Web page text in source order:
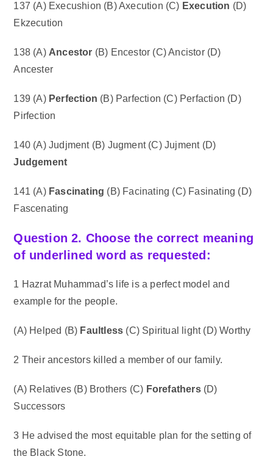
137 (A) Execushion (B) Axecution (C) Execution (D)
Ekzecution
138 (A) Ancestor (B) Encestor (C) Ancistor (D)
Ancester
139 (A) Perfection (B) Parfection (C) Perfaction (D)
Pirfection
140 (A) Judjment (B) Jugment (C) Jujment (D)
Judgement
141 (A) Fascinating (B) Facinating (C) Fasinating (D)
Fascenating
Question 2. Choose the correct meaning
of underlined word as requested:
1 Hazrat Muhammad’s life is a perfect model and
example for the people.
(A) Helped (B) Faultless (C) Spiritual light (D) Worthy
2 Their ancestors killed a member of our family.
(A) Relatives (B) Brothers (C) Forefathers(D)
Successors
3 He advised the most equitable plan for the setting of
the Black Stone.